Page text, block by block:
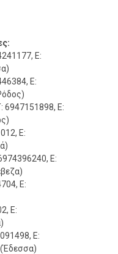
E:
Ε:
6947151898, E:
E:
E:
E:
E:
E:
(Έδεσσα)